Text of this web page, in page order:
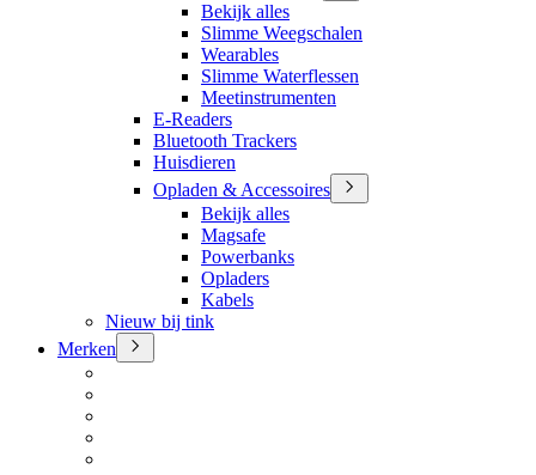
Bekijk alles
Slimme Weegschalen
Wearables
Slimme Waterflessen
Meetinstrumenten
E-Readers
Bluetooth Trackers
Huisdieren
Opladen & Accessoires
Bekijk alles
Magsafe
Powerbanks
Opladers
Kabels
Nieuw bij tink
Merken